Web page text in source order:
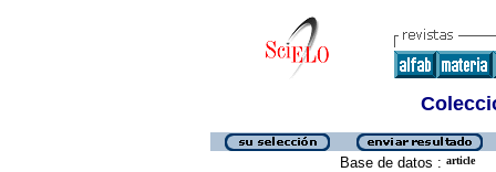
Base de datos : article